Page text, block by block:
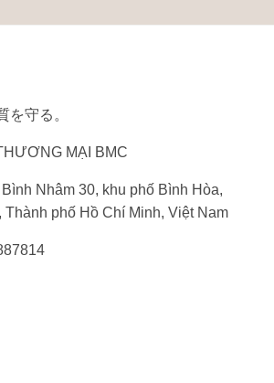
を守る。
MẠI BMC
Nhâm 30, khu phố Bình Hòa,
phố Hồ Chí Minh, Việt Nam